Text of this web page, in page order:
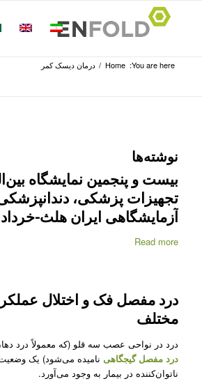
You are here:
Home
/ درمان دیسک کمر
نوشته‌ها
بیست و پنجمین نمایشگاه
تجهیزات پزشکی،
آزمایشگاهی ایران هلث-خرداد 1403
Read more
درد مفصل فک و اختلال
مختلف
درد در نواحی عصب سه قلو (که معمولاً درد
درد مفصل گیجگاهی نامیده می‌شود) یک وضعیت
ناتوان‌کننده در بیمار به وجود می‌آورد.